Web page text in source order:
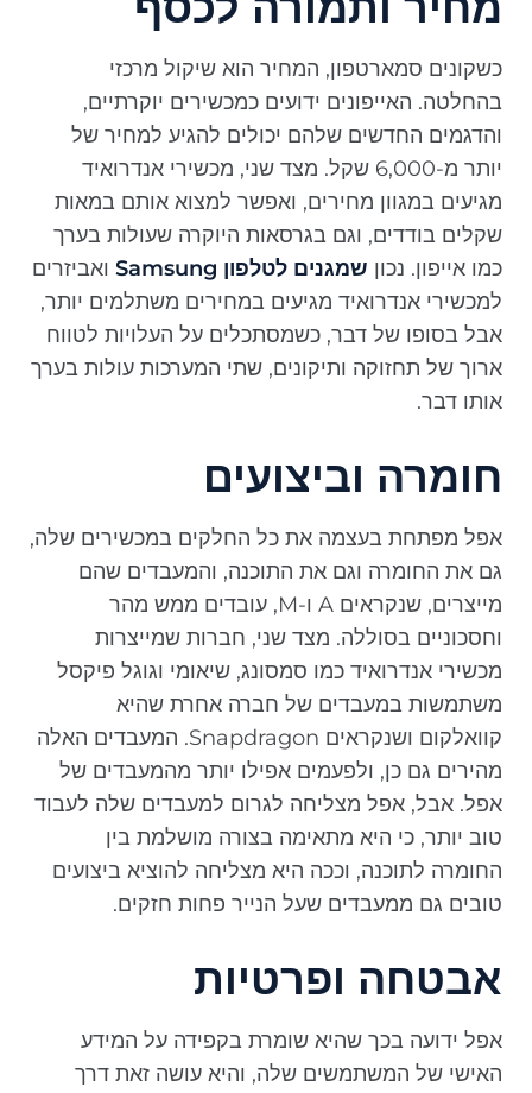
כשקונים סמארטפון, המחיר הוא שיקול מרכזי
בהחלטה. האייפונים ידועים כמכשירים יוקרתיים,
והדגמים החדשים שלהם יכולים להגיע למחיר של
יותר מ-6,000 שקל. מצד שני, מכשירי אנדרואיד
מגיעים במגוון מחירים, ואפשר למצוא אותם במאות
שקלים בודדים, וגם בגרסאות היוקרה שעולות בערך
כמו אייפון. נכוןשמגנים לטלפון Samsung
ואביזרים
למכשירי אנדרואיד מגיעים במחירים משתלמים יותר,
אבל בסופו של דבר, כשמסתכלים על העלויות לטווח
ארוך של תחזוקה ותיקונים, שתי המערכות עולות בערך
אותו דבר.
חומרה וביצועים
אפל מפתחת בעצמה את כל החלקים במכשירים שלה,
גם את החומרה וגם את התוכנה, והמעבדים שהם
מייצרים, שנקראים A ו-M, עובדים ממש מהר
וחסכוניים בסוללה. מצד שני, חברות שמייצרות
מכשירי אנדרואיד כמו סמסונג, שיאומי וגוגל פיקסל
משתמשות במעבדים של חברה אחרת שהיא
קוואלקום ושנקראים Snapdragon. המעבדים האלה
מהירים גם כן, ולפעמים אפילו יותר מהמעבדים של
אפל. אבל, אפל מצליחה לגרום למעבדים שלה לעבוד
טוב יותר, כי היא מתאימה בצורה מושלמת בין
החומרה לתוכנה, וככה היא מצליחה להוציא ביצועים
טובים גם ממעבדים שעל הנייר פחות חזקים.
אבטחה ופרטיות
אפל ידועה בכך שהיא שומרת בקפידה על המידע
האישי של המשתמשים שלה, והיא עושה זאת דרך